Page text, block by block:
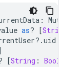
:
as? [String
?.uid
[String : Bool